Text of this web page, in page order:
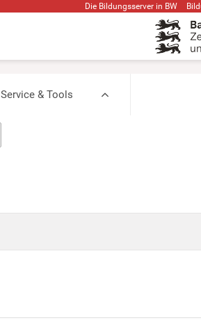
Die Bildungsserver in BW
Service & Tools